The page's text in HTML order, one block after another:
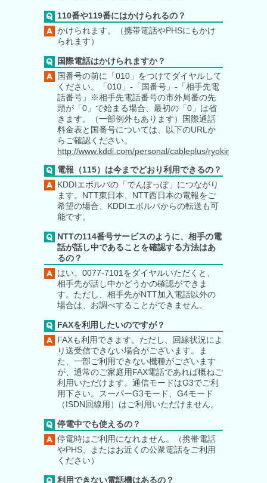
110番や119番にはかけられるの？
かけられます。（携帯電話やPHSにもかけ
られます）
国際電話はかけられますか？
国番号の前に「010」をつけてダイヤルして
ください。「010」-「国番号」-「相手先電
話番号」※相手先電話番号の市外局番の先
頭が「0」で始まる場合、最初の「0」は省
きます。（一部例外もあります）国際通話
料金表と国番号については、以下のURLか
らご確認ください。
http://www.kddi.com/personal/cableplus/ryokin/
電報（115）は今までどおり利用できるの？
KDDIエボルバの「でんぽっぽ」につながり
ます。NTT東日本、NTT西日本の電報をご
希望の場合、KDDIエボルバからの転送も可
能です。
NTTの114番号サービスのように、相手の電
話が話し中であることを確認する方法はあ
るの？
はい。0077-7101をダイヤルいただくと、
相手先が話し中かどうかの確認ができま
す。ただし、相手先がNTT加入電話以外の
場合は、お調べすることができません。
FAXを利用したいのですが？
FAXも利用できます。ただし、回線状況によ
り送受信できない場合がございます。ま
た、一部ご利用できない機種がございます
が、通常のご家庭用FAX電話であれば概ねご
利用いただけます。通信モードはG3でご利
用下さい。スーパーG3モード、G4モード
（ISDN回線用）はご利用いただけません。
停電中でも使えるの？
停電時はご利用になれません。（携帯電話
やPHS、またはお近くの公衆電話をご利用
ください）
利用できない電話機はあるの？